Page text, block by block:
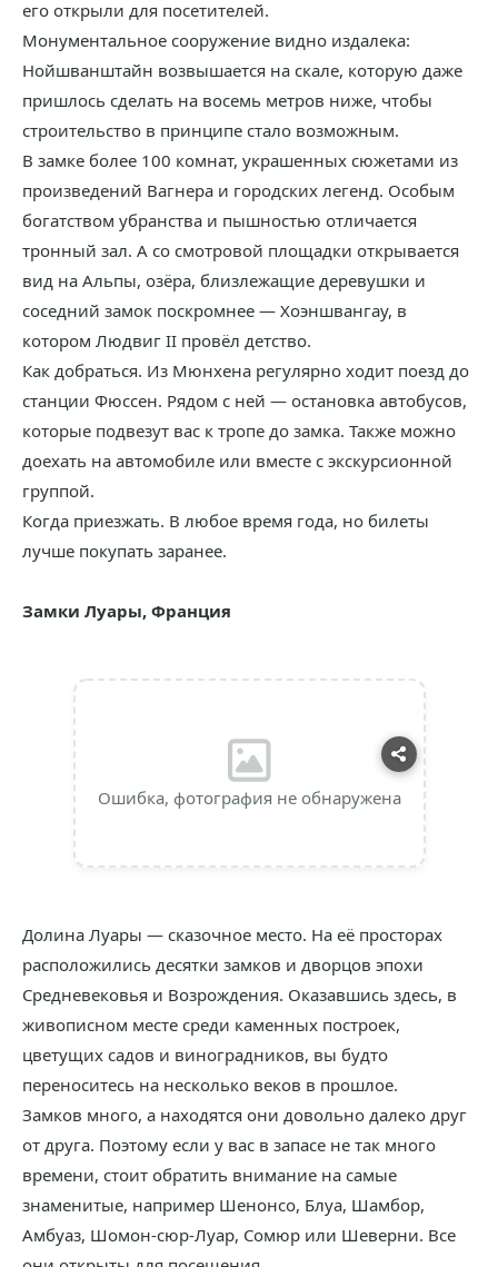
его открыли для посетителей.
Монументальное сооружение видно издалека:
Нойшванштайн возвышается на скале, которую даже
пришлось сделать на восемь метров ниже, чтобы
строительство в принципе стало возможным.
В замке более 100 комнат, украшенных сюжетами из
произведений Вагнера и городских легенд. Особым
богатством убранства и пышностью отличается
тронный зал. А со смотровой площадки открывается
вид на Альпы, озёра, близлежащие деревушки и
соседний замок поскромнее — Хоэншвангау, в
котором Людвиг II провёл детство.
Как добраться. Из Мюнхена регулярно ходит поезд до
станции Фюссен. Рядом с ней — остановка автобусов,
которые подвезут вас к тропе до замка. Также можно
доехать на автомобиле или вместе с экскурсионной
группой.
Когда приезжать. В любое время года, но билеты
лучше покупать заранее.
Замки Луары, Франция
Ошибка, фотография не обнаружена
Долина Луары — сказочное место. На её просторах
расположились десятки замков и дворцов эпохи
Средневековья и Возрождения. Оказавшись здесь, в
живописном месте среди каменных построек,
цветущих садов и виноградников, вы будто
переноситесь на несколько веков в прошлое.
Замков много, а находятся они довольно далеко друг
от друга. Поэтому если у вас в запасе не так много
времени, стоит обратить внимание на самые
знаменитые, например Шенонсо, Блуа, Шамбор,
Амбуаз, Шомон-сюр-Луар, Сомюр или Шеверни. Все